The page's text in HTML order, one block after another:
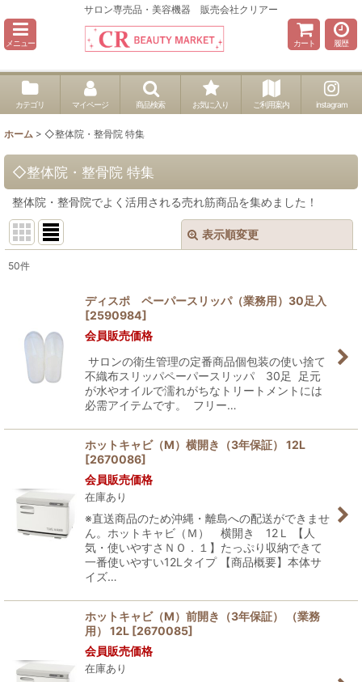
サロン専売品・美容機器 販売会社クリアー
メニュー カート 履歴
カテゴリ マイページ 商品検索 お気に入り ご利用案内 instagram
ホーム > ◇整体院・整骨院 特集
◇整体院・整骨院 特集
整体院・整骨院でよく活用される売れ筋商品を集めました！
表示順変更
絞り込む
50件
ディスポ ペーパースリッパ（業務用）30足入
[2590984]
会員販売価格
サロンの衛生管理の定番商品個包装の使い捨て
不織布スリッパペーパースリッパ 30足 足元
が水やオイルで濡れがちなトリートメントには
必需アイテムです。 フリー…
ホットキャビ（M）横開き（3年保証） 12L
[2670086]
会員販売価格
在庫あり
※直送商品のため沖縄・離島への配送ができませ
ん。ホットキャビ（Ｍ） 横開き 12Ｌ 【人
気・使いやすさＮＯ．１】たっぷり収納できて
一番使いやすい12Lタイプ 【商品概要】本体サ
イズ…
ホットキャビ（M）前開き（3年保証） （業務
用） 12L [2670085]
会員販売価格
在庫あり